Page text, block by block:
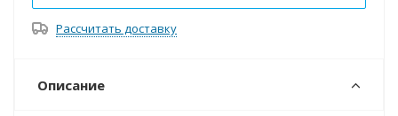
Рассчитать доставку
Описание